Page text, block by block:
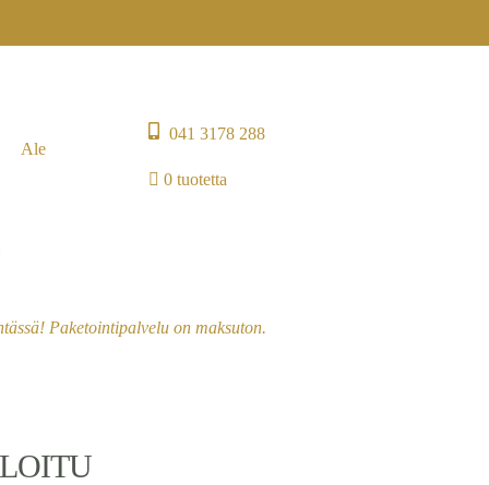
Ale
041 3178 288
0 tuotetta
Paketointipalvelu on maksuton.